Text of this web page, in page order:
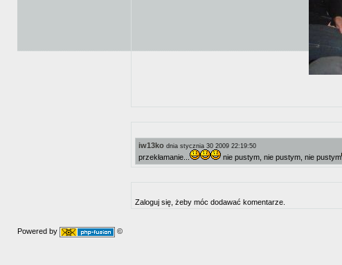
iw13ko dnia stycznia 30 2009 22:19:50
przekłamanie... nie pustym, nie pustym, nie pustym
Zaloguj się, żeby móc dodawać komentarze.
Powered by ©